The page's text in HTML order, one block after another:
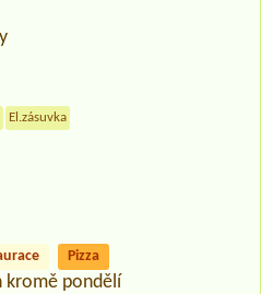
El.zásuvka
Pizza
kromě pondělí